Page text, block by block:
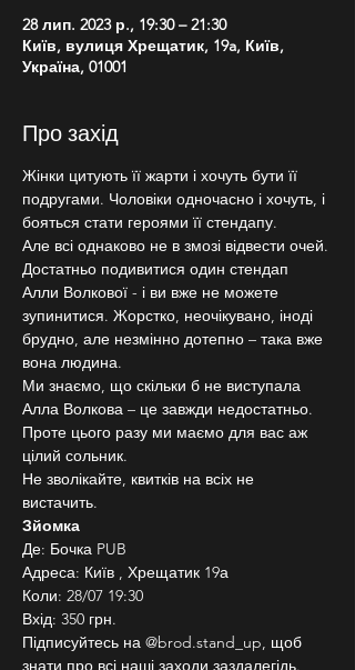
28 лип. 2023 р., 19:30 – 21:30
Київ, вулиця Хрещатик, 19a, Київ,
Україна, 01001
Про захід
Жінки цитують її жарти і хочуть бути її
подругами. Чоловіки одночасно і хочуть, і
бояться стати героями її стендапу.
Але всі однаково не в змозі відвести очей.
Достатньо подивитися один стендап
Алли Волкової - і ви вже не можете
зупинитися. Жорстко, неочікувано, іноді
брудно, але незмінно дотепно – така вже
вона людина.
Ми знаємо, що скільки б не виступала
Алла Волкова – це завжди недостатньо.
Проте цього разу ми маємо для вас аж
цілий сольник.
Не зволікайте, квитків на всіх не
вистачить.
Зйомка
Де: Бочка PUB
Адреса: Київ , Хрещатик 19а
Коли: 28/07 19:30
Вхід: 350 грн.
Підписуйтесь на @brod.stand_up, щоб
знати про всі наші заходи заздалегідь.